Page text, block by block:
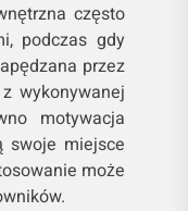
często
podczas gdy
przez
wykonywanej
motywacja
swoje miejsce
może